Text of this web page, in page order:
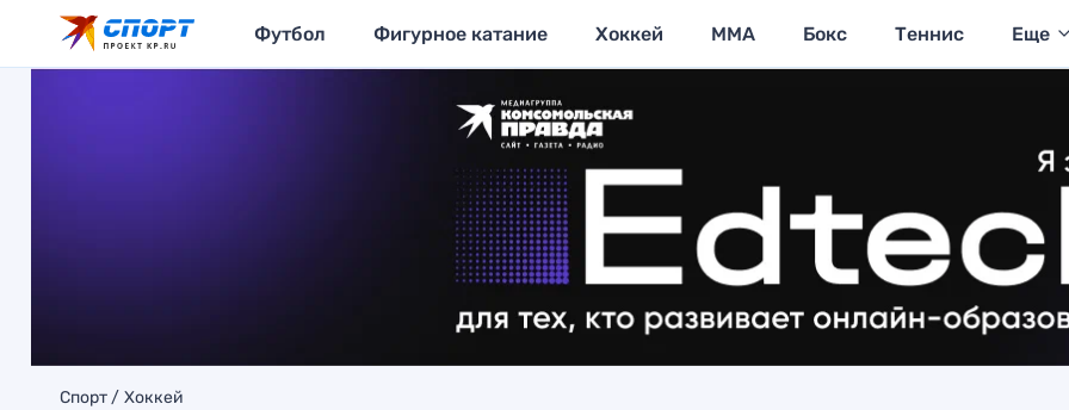
Футбол Фигурное катание Хоккей MMA Бокс Теннис Еще
Спорт Хоккей